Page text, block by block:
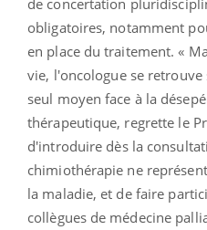
obligatoires, notamment
en place du traitement. «
vie, l'oncologue se
seul moyen face à la
thérapeutique, regrette le
d'introduire dès la
chimiothérapie ne
la maladie, et de faire
collègues de médecine